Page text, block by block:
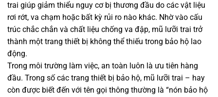
trai giúp giảm thiểu nguy cơ bị thương đầu do các vật liệu
rơi rớt, va chạm hoặc bất kỳ rủi ro nào khác. Nhờ vào cấu
trúc chắc chắn và chất liệu chống va đập, mũ lưỡi trai trở
thành một trang thiết bị không thể thiếu trong bảo hộ lao
động.
Trong môi trường làm việc, an toàn luôn là ưu tiên hàng
đầu. Trong số các trang thiết bị bảo hộ, mũ lưỡi trai – hay
còn được biết đến với tên gọi thông thường là “nón bảo hộ